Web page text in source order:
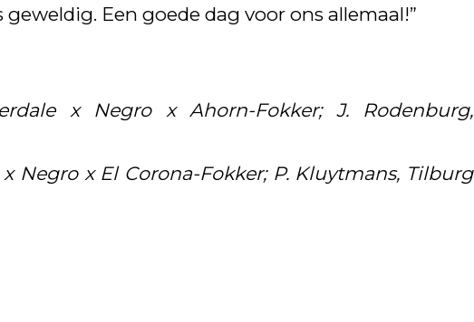
Een goede dag voor ons allemaal!”
x Negro x Ahorn-Fokker; J. Rodenburg,
Negro x El Corona-Fokker; P. Kluytmans, Tilburg